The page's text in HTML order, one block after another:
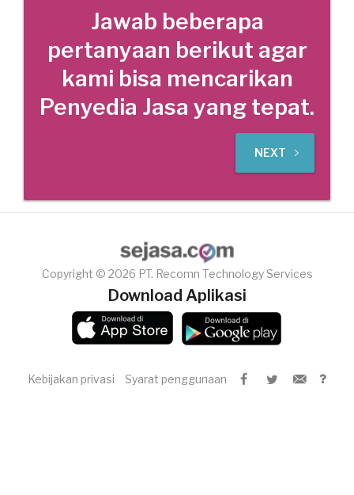
Jawab beberapa
pertanyaan berikut agar
kami bisa mencarikan
Penyedia Jasa yang tepat.
NEXT
Copyright © 2026 PT. Recomn Technology Services
Download Aplikasi
Kebijakan privasi Syarat penggunaan